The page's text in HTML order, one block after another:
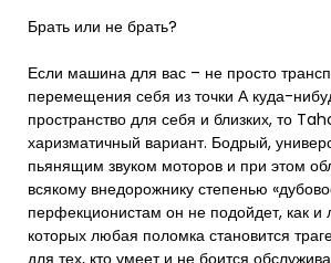
Брать или не брать?
Если машина для вас – не просто
перемещения себя из точки А куда-
пространство для себя и близких, то
харизматичный вариант. Бодрый,
пьянящим звуком моторов и при этом
всякому внедорожнику степенью
перфекционистам он не подойдет, как
которых любая поломка становится